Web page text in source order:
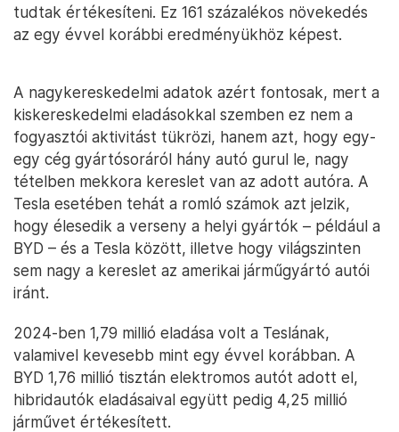
tudtak értékesíteni. Ez 161 százalékos növekedés
az egy évvel korábbi eredményükhöz képest.
A nagykereskedelmi adatok azért fontosak, mert a
kiskereskedelmi eladásokkal szemben ez nem a
fogyasztói aktivitást tükrözi, hanem azt, hogy egy-
egy cég gyártósoráról hány autó gurul le, nagy
tételben mekkora kereslet van az adott autóra. A
Tesla esetében tehát a romló számok azt jelzik,
hogy élesedik a verseny a helyi gyártók – például a
BYD – és a Tesla között, illetve hogy világszinten
sem nagy a kereslet az amerikai járműgyártó autói
iránt.
2024-ben 1,79 millió eladása volt a Teslának,
valamivel kevesebb mint egy évvel korábban. A
BYD 1,76 millió tisztán elektromos autót adott el,
hibridautók eladásaival együtt pedig 4,25 millió
járművet értékesített.